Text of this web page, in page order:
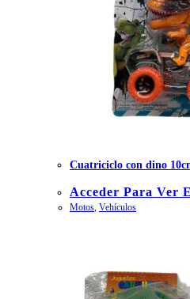
Cuatriciclo con dino
Acceder Para Ver
Motos, Vehículos